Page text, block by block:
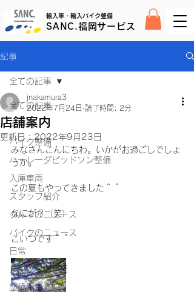
SANC.福岡サービス
輸入車・輸入バイク整備
記事
全ての記事
車整備
バイク整備
ハーレーダビッドソン整備
入庫車両
スタッフ紹介
クルマのニュース
バイクのニュース
日常
スタッフの休日
整備不良
全ての記事
店舗案内
jnakamura3
2022年7月24日 読了時間: 2分
更新日： 2022年9月23日
みなさんこんにちわ。いかがお過ごしでしょ
うか。
この夏もやってきました＾＾
なにが？（笑）
こいつです＾＾